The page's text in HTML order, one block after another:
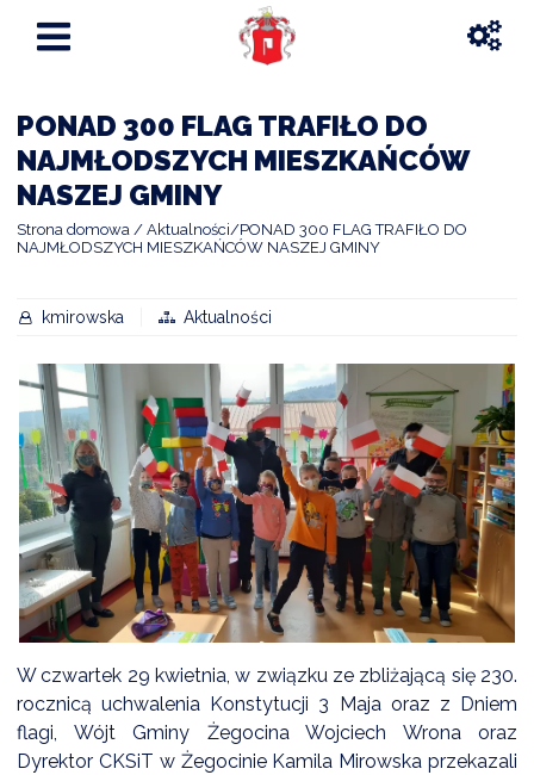
OBSŁUGI
PONAD 300 FLAG TRAFIŁO DO
NAJMŁODSZYCH MIESZKAŃCÓW
NASZEJ GMINY
Strona domowa Aktualności
PONAD 300 FLAG TRAFIŁO DO
NAJMŁODSZYCH MIESZKAŃCÓW NASZEJ GMINY
kmirowska Aktualności
W czwartek 29 kwietnia, w związku ze zbliżającą się 230.
rocznicą uchwalenia Konstytucji 3 Maja oraz z Dniem
flagi, Wójt Gminy Żegocina Wojciech Wrona oraz
Dyrektor CKSiT w Żegocinie Kamila Mirowska przekazali